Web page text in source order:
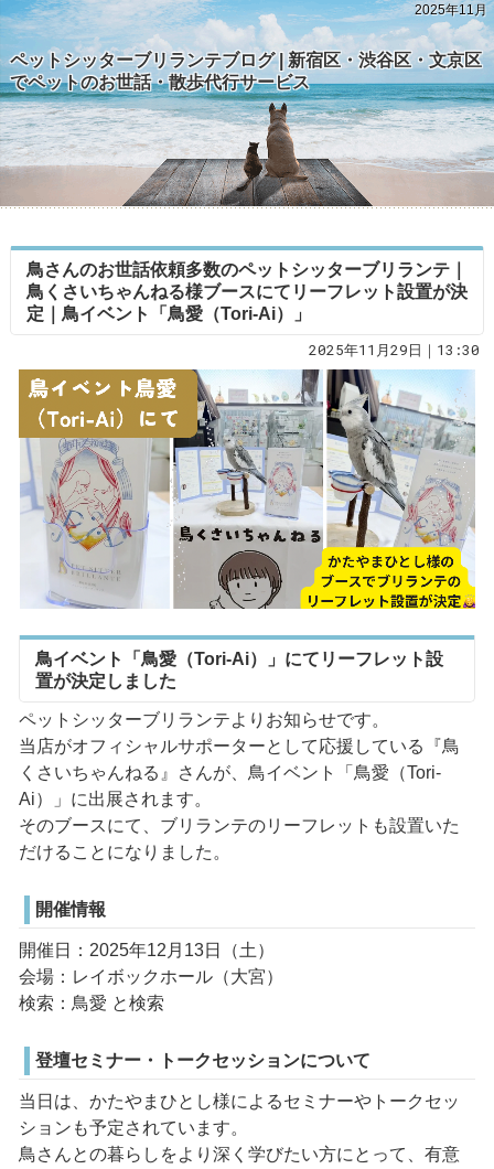
2025年11月
ペットシッターブリランテブログ | 新宿区・渋谷区・文京区
でペットのお世話・散歩代行サービス
鳥さんのお世話依頼多数のペットシッターブリランテ｜
鳥くさいちゃんねる様ブースにてリーフレット設置が決
定｜鳥イベント「鳥愛（Tori-Ai）」
2025年11月29日｜13:30
鳥イベント「鳥愛（Tori-Ai）」にてリーフレット設
置が決定しました
ペットシッターブリランテよりお知らせです。
当店がオフィシャルサポーターとして応援している『鳥
くさいちゃんねる』さんが、鳥イベント「鳥愛（Tori-
Ai）」に出展されます。
そのブースにて、ブリランテのリーフレットも設置いた
だけることになりました。
開催情報
開催日：2025年12月13日（土）
会場：レイボックホール（大宮）
検索：鳥愛 と検索
登壇セミナー・トークセッションについて
当日は、かたやまひとし様によるセミナーやトークセッ
ションも予定されています。
鳥さんとの暮らしをより深く学びたい方にとって、有意